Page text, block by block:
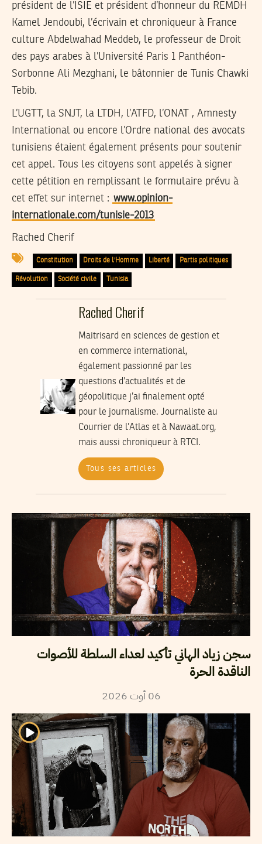
président de l’ISIE et président d’honneur du REMDH
Kamel Jendoubi, l’écrivain et chroniqueur à France
culture Abdelwahad Meddeb, le professeur de Droit
des pays arabes à l’Université Paris 1 Panthéon-
Sorbonne Ali Mezghani, le bâtonnier de Tunis Chawki
Tebib.
L’UGTT, la SNJT, la LTDH, l’ATFD, l’ONAT , Amnesty
International ou encore l’Ordre national des avocats
tunisiens étaient également présents pour soutenir
cet appel. Tous les citoyens sont appelés à signer
cette pétition en remplissant le formulaire prévu à
cet effet sur internet : www.opinion-
internationale.com/tunisie-2013
Rached Cherif
Constitution Droits de l'Homme Liberté Partis politiques
Révolution Société civile Tunisia
Rached Cherif
Maitrisard en sciences de gestion et
en commerce international,
également passionné par les
questions d’actualités et de
géopolitique j’ai finalement opté
pour le journalisme. Journaliste au
Courrier de l’Atlas et à Nawaat.org,
mais aussi chroniqueur à RTCI.
Tous ses articles
سجن زياد الهاني تأكيد لعداء السلطة للأصوات
الناقدة الحرة
06 أوت2026